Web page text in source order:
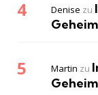
Denise zu
Martin zu